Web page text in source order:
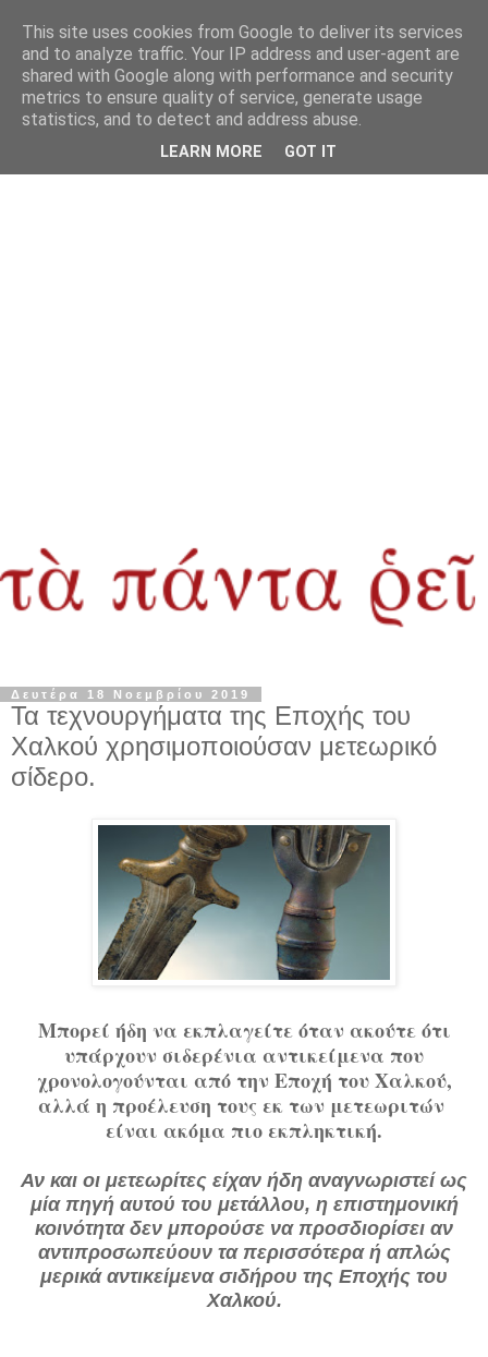
Δευτέρα 18 Νοεμβρίου 2019
Τα τεχνουργήματα της Εποχής του
Χαλκού χρησιμοποιούσαν μετεωρικό
σίδερο.
Μπορεί ήδη να εκπλαγείτε όταν ακούτε ότι
υπάρχουν σιδερένια αντικείμενα που
χρονολογούνται από την Εποχή του Χαλκού,
αλλά η προέλευση τους εκ των μετεωριτών
είναι ακόμα πιο εκπληκτική.
Αν και οι μετεωρίτες είχαν ήδη αναγνωριστεί ως
μία πηγή αυτού του μετάλλου, η επιστημονική
κοινότητα δεν μπορούσε να προσδιορίσει αν
αντιπροσωπεύουν τα περισσότερα ή απλώς
μερικά αντικείμενα σιδήρου της Εποχής του
Χαλκού.
This site uses cookies from Google to deliver its services
and to analyze traffic. Your IP address and user-agent are
shared with Google along with performance and security
metrics to ensure quality of service, generate usage
statistics, and to detect and address abuse.
LEARN MORE GOT IT